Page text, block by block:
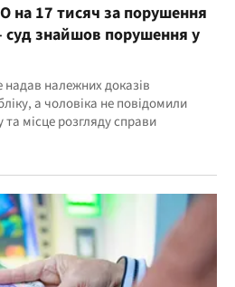
17 тисяч за порушення
суд знайшов порушення у
належних доказів
а чоловіка не повідомили
місце розгляду справи